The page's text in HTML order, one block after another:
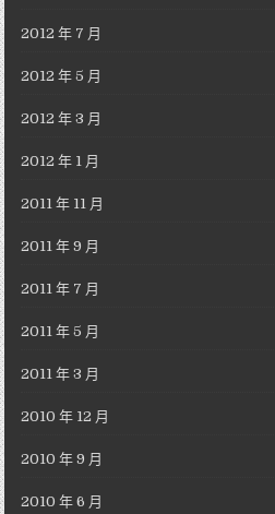
2012 年 7 月
2012 年 5 月
2012 年 3 月
2012 年 1 月
2011 年 11 月
2011 年 9 月
2011 年 7 月
2011 年 5 月
2011 年 3 月
2010 年 12 月
2010 年 9 月
2010 年 6 月